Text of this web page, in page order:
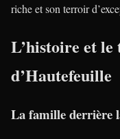
riche et son terroir
L’histoire et
d’Hautefeuille
La famille derrière